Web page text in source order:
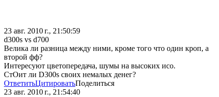
23 авг. 2010 г., 21:50:59
d300s vs d700
Велика ли разница между ними, кроме того что один кроп, а
второй фф?
Интересуют цветопередача, шумы на высоких исо.
СтОит ли D300s своих немалых денег?
ОтветитьЦитироватьПоделиться
23 авг. 2010 г., 21:54:40